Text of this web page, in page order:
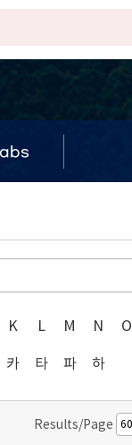
K L M N O
카 타 파 하
Results/Page